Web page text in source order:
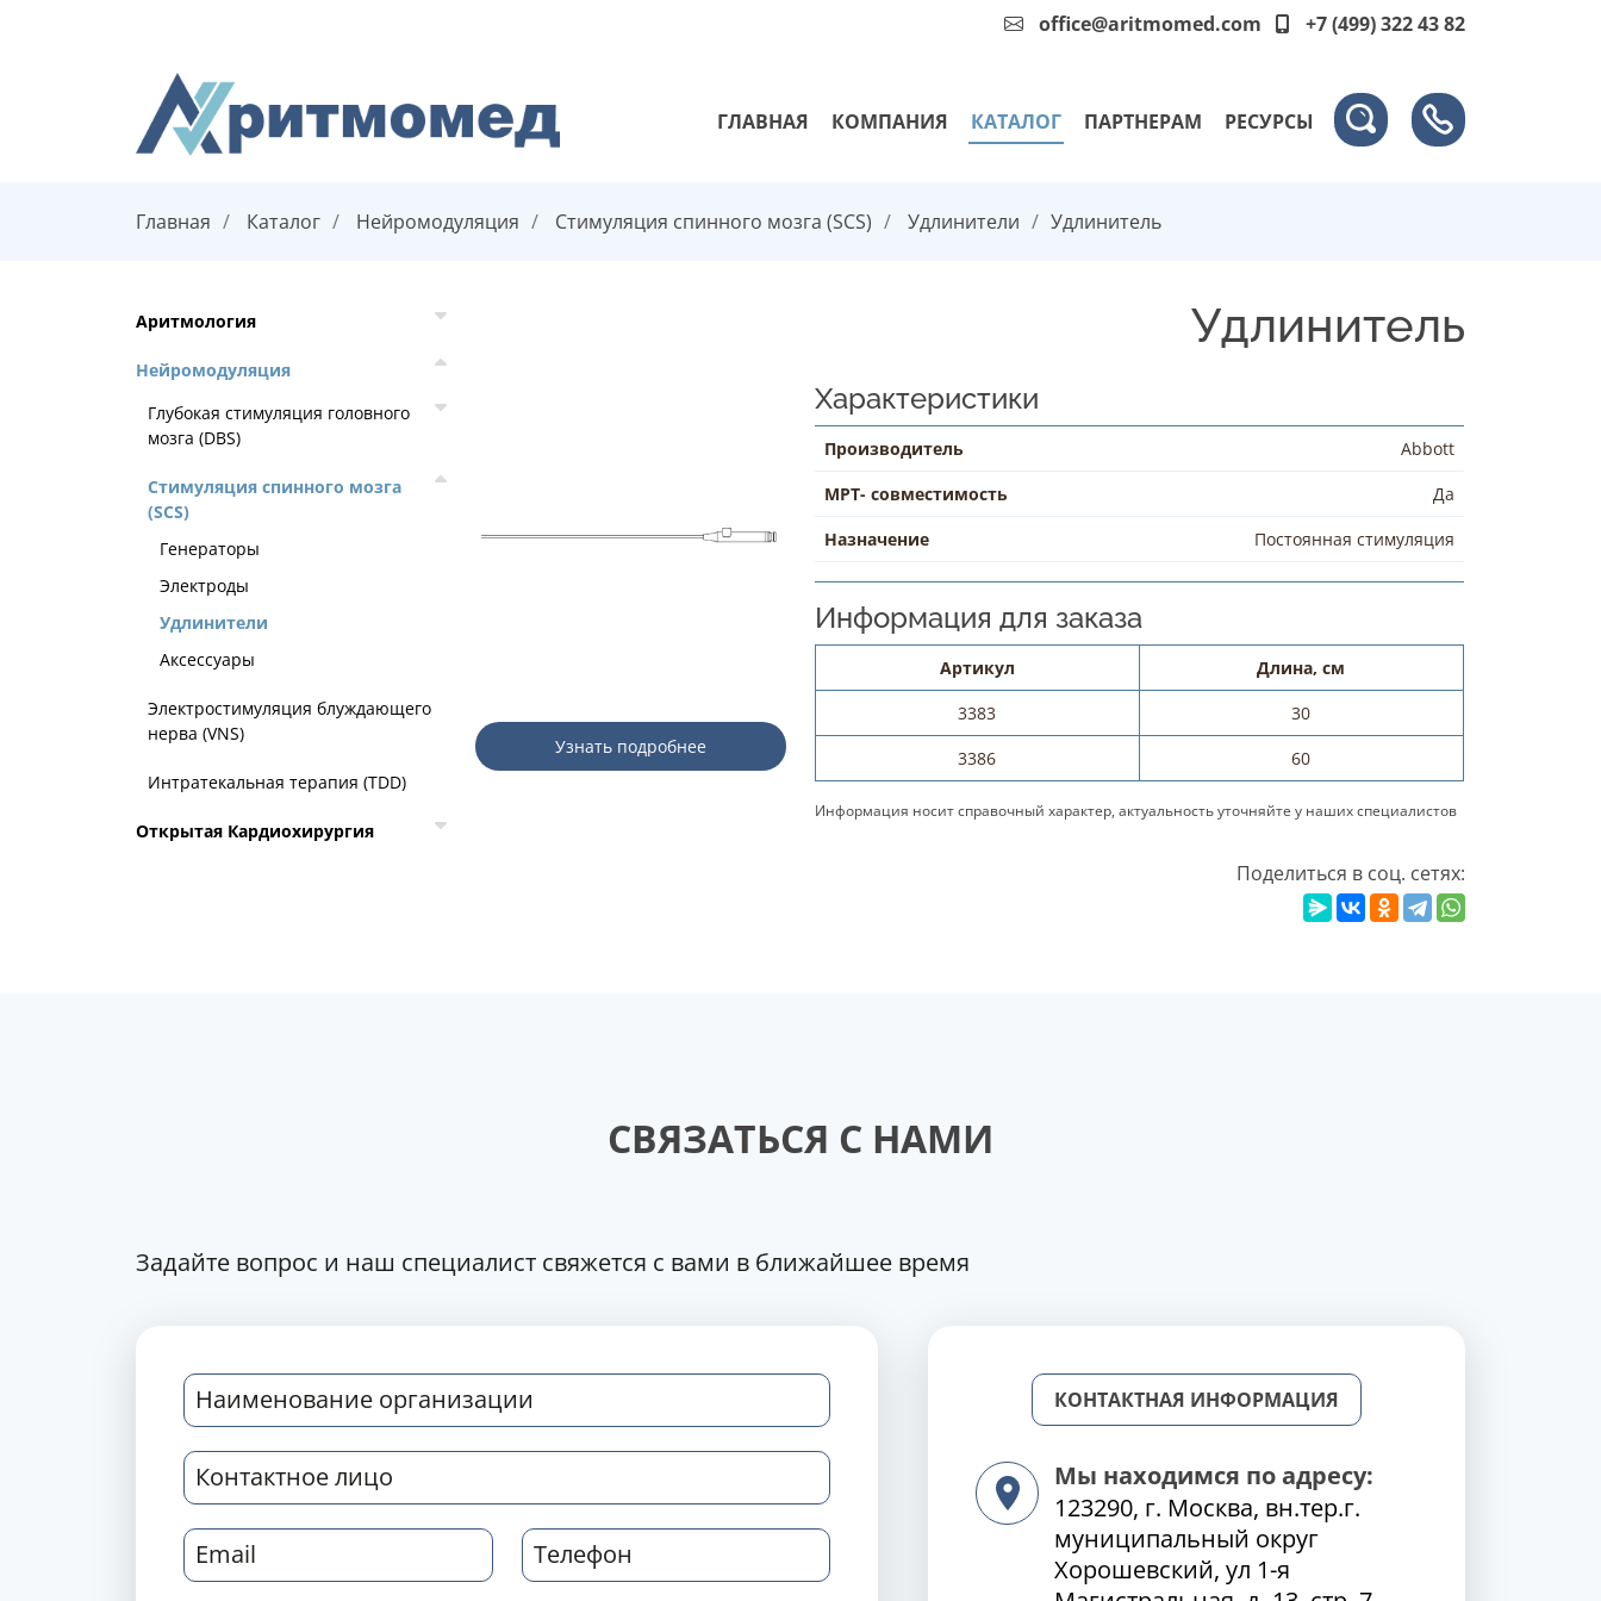
office@aritmomed.com +7 (499) 322 43 82
ГЛАВНАЯ КОМПАНИЯ КАТАЛОГ ПАРТНЕРАМ РЕСУРСЫ
Главная Каталог Нейромодуляция Стимуляция спинного мозга (SCS) Удлинители Удлинитель
Аритмология
Нейромодуляция
Глубокая стимуляция головного
мозга (DBS)
Стимуляция спинного мозга
(SCS)
Генераторы
Электроды
Удлинители
Аксессуары
Электростимуляция блуждающего
нерва (VNS)
Интратекальная терапия (TDD)
Открытая Кардиохирургия
Удлинитель
Узнать подробнее
Характеристики
Производитель
Abbott
МРТ- совместимость
Да
Назначение
Постоянная стимуляция
Информация для заказа
Артикул
Длина, см
3383
30
3386
60
Информация носит справочный характер, актуальность уточняйте у наших специалистов
Поделиться в соц. сетях:
СВЯЗАТЬСЯ С НАМИ
Задайте вопрос и наш специалист свяжется с вами в ближайшее время
КОНТАКТНАЯ ИНФОРМАЦИЯ
Мы находимся по адресу:
123290, г. Москва, вн.тер.г.
муниципальный округ
Хорошевский, ул 1-я